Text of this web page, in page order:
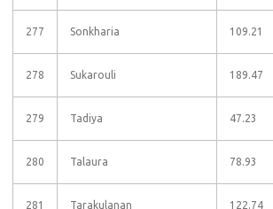
277 Sonkharia 109.21
278 Sukarouli 189.47
279 Tadiya 47.23
280 Talaura 78.93
281 Tarakulanan 122.74